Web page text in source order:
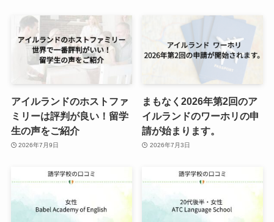
アイルランドのホストファ
ミリーは評判が良い！留学
生の声をご紹介
2026年7月9日
まもなく2026年第2回のア
イルランドのワーホリの申
請が始まります。
2026年7月3日